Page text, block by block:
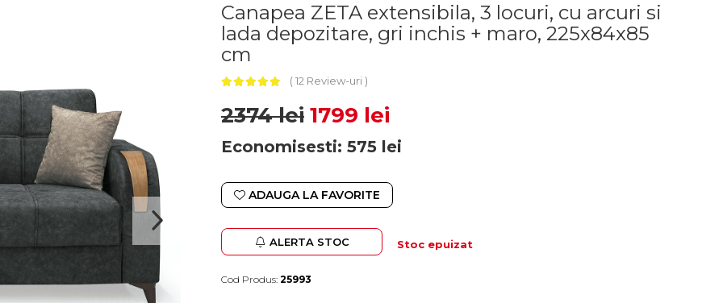
Canapea ZETA extensibila, 3 locuri, cu arcuri si
lada depozitare, gri inchis + maro, 225x84x85
cm
12 Review-uri
2374 lei 1799 lei
Economisesti: 575 lei
ADAUGA LA FAVORITE
ALERTA STOC Stoc epuizat
Cod Produs: 25993